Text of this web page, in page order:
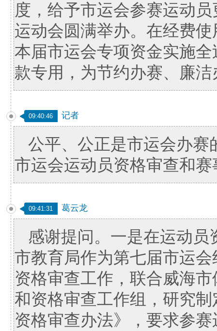
度，给予市运会参赛运动
运动会圆满举办。在经费
本届市运会专项资金实施
款专用，为节约办赛、廉
09:40:46 记者
公平、公正是市运会办赛
市运会运动员资格审查和
09:41:31 葛云龙
感谢提问。一是在运动
市教育局作为第七届市运
资格审查工作，联合威海
和资格审查工作组，研究
资格审查办法》，要求参